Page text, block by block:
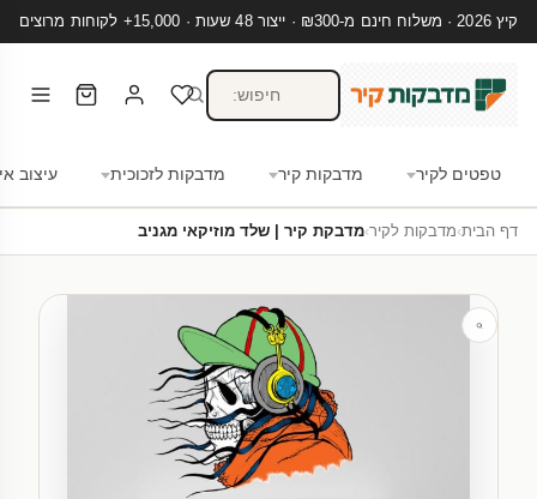
קיץ 2026 · משלוח חינם מ-₪300 · ייצור 48 שעות · 15,000+ לקוחות מרוצים
טפטים לקיר מדבקות קיר מדבקות לזכוכית עיצוב
דף הבית›מדבקות לקיר›מדבקת קיר | שלד מוזיקאי מגניב